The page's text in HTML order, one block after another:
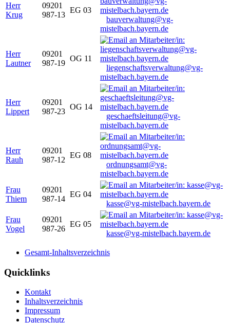
Herr
Krug
09201
987-13
EG 03
bauverwaltung@vg-
mistelbach.bayern.de
Herr
Lautner
09201
987-19
OG 11
liegenschaftsverwaltung@vg-
mistelbach.bayern.de
Herr
Lippert
09201
987-23
OG 14
geschaeftsleitung@vg-
mistelbach.bayern.de
Herr
Rauh
09201
987-12
EG 08
ordnungsamt@vg-
mistelbach.bayern.de
Frau
Thiem
09201
987-14
EG 04
kasse@vg-mistelbach.bayern.de
Frau
Vogel
09201
987-26
EG 05
kasse@vg-mistelbach.bayern.de
Gesamt-Inhaltsverzeichnis
Quicklinks
Kontakt
Inhaltsverzeichnis
Impressum
Datenschutz